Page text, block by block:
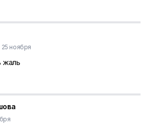
25 ноября
жаль